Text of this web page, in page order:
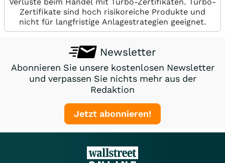
Zertifikate sind hoch risikoreiche Produkte und
nicht für langfristige Anlagestrategien geeignet.
Newsletter
Abonnieren Sie unsere kostenlosen Newsletter
und verpassen Sie nichts mehr aus der
Redaktion
Jetzt abonnieren!